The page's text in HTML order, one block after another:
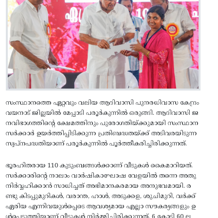
സംസ്ഥാനത്തെ ഏറ്റവും വലിയ ആദിവാസി പുനരധിവാസ കേന്ദ്രം
വയനാട് ജില്ലയിൽ മേപ്പാടി പരൂർകുന്നിൽ ഒരുങ്ങി. ആദിവാസി ജ
നവിഭാഗത്തിൻ്റെ ക്ഷേമത്തിനും പുരോഗതിയ്ക്കുമായി സംസ്ഥാന
സർക്കാർ ഉയർത്തിപ്പിടിക്കുന്ന പ്രതിബദ്ധതയ്ക്ക് അടിവരയിടുന്ന
സ്വപ്നപദ്ധതിയാണ് പരൂർകുന്നിൽ പൂർത്തീകരിച്ചിരിക്കുന്നത്.
ഭൂരഹിതരായ 110 കുടുംബങ്ങൾക്കാണ് വീടുകൾ കൈമാറിയത്.
സർക്കാരിൻ്റെ നാലാം വാർഷികാഘോഷ വേളയിൽ തന്നെ അതു
നിർവ്വഹിക്കാൻ സാധിച്ചത് അഭിമാനകരമായ അനുഭവമായി. ര
ണ്ടു കിടപ്പുമുറികള്‍, വരാന്ത, ഹാള്‍, അടുക്കള, ശുചിമുറി, വര്‍ക്ക്
ഏരിയ എന്നിവയുൾപ്പെടെ ആവശ്യമായ എല്ലാ സൗകര്യങ്ങളും ഉ